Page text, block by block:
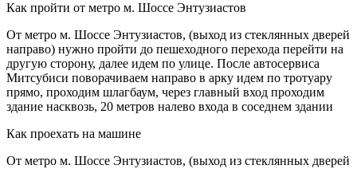
Как пройти от метро м. Шоссе Энтузиастов
От метро м. Шоссе Энтузиастов, (выход из стеклянных дверей
направо) нужно пройти до пешеходного перехода перейти на
другую сторону, далее идем по улице. После автосервиса
Митсубиси поворачиваем направо в арку идем по тротуару
прямо, проходим шлагбаум, через главный вход проходим
здание насквозь, 20 метров налево входа в соседнем здании
Как проехать на машине
От метро м. Шоссе Энтузиастов, (выход из стеклянных дверей